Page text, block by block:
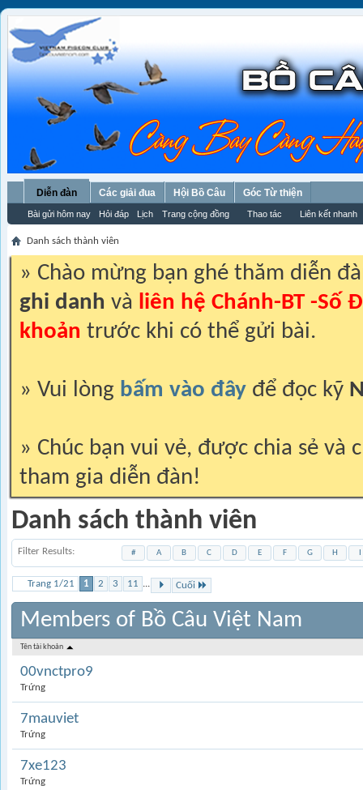
Diễn đàn
Bài gửi hôm nay Hỏi đáp Lịch Trang cộng đồng Thao tác Liên kết nhanh
Các giải đua Hội Bồ Câu Góc Từ thiện
Danh sách thành viên
» Chào mừng bạn ghé thăm diễn
ghi danh và liên hệ Chánh-BT -Số
khoản trước khi có thể gửi bài.
» Vui lòng bấm vào đây để đọc kỹ
» Chúc bạn vui vẻ, được chia sẻ và
tham gia diễn đàn!
Danh sách thành viên
Filter Results # A B C D E F G H
Trang 1/21 1 2 3 11 ... Cuối
Members of Bồ Câu Việt Nam
Tên tài khoản
00vnctpro9
Trứng
7mauviet
Trứng
7xe123
Trứng